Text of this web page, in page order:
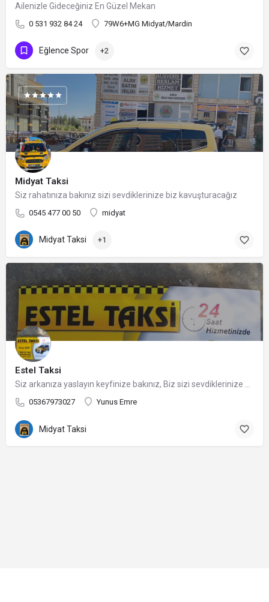
Ailenizle Gideceğiniz En Güzel Mekan
0 531 932 84 24 79W6+MG Midyat/Mardin
Eğlence Spor +2
Midyat Taksi
Siz rahatınıza bakınız sizi sevdiklerinize biz kavuşturacağız
0545 477 00 50 midyat
Midyat Taksi +1
Estel Taksi
05367973027 Yunus Emre
Midyat Taksi